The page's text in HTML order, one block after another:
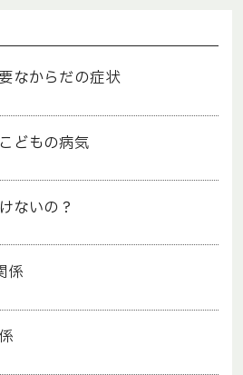
なからだの症状
どもの病気
ないの？
係